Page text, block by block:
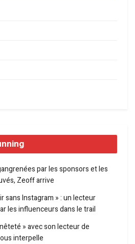
par les sponsors et les
Zeoff arrive
sans Instagram » : un lecteur
les influenceurs dans le trail
» avec son lecteur de
interpelle